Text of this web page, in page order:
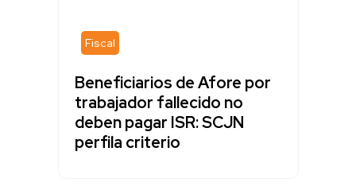
Fiscal
Beneficiarios de Afore por
trabajador fallecido no
deben pagar ISR: SCJN
perfila criterio